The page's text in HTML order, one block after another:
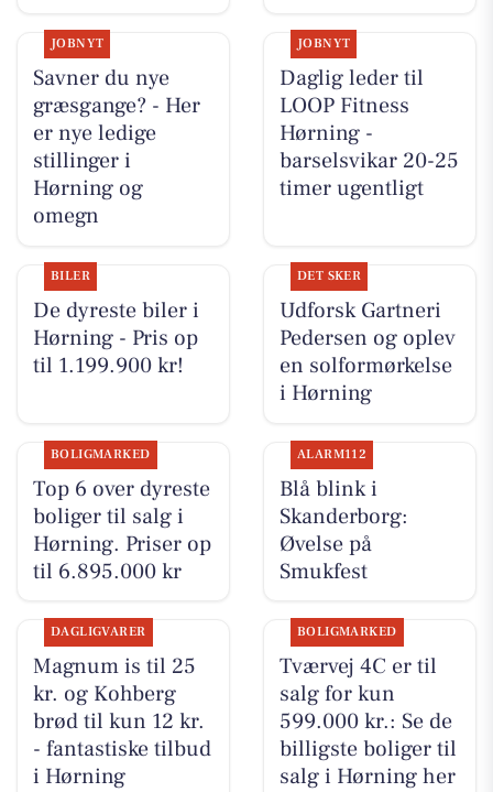
JOBNYT
Savner du nye
græsgange? - Her
er nye ledige
stillinger i
Hørning og
omegn
JOBNYT
Daglig leder til
LOOP Fitness
Hørning -
barselsvikar 20-25
timer ugentligt
BILER
De dyreste biler i
Hørning - Pris op
til 1.199.900 kr!
DET SKER
Udforsk Gartneri
Pedersen og oplev
en solformørkelse
i Hørning
BOLIGMARKED
Top 6 over dyreste
boliger til salg i
Hørning. Priser op
til 6.895.000 kr
ALARM112
Blå blink i
Skanderborg:
Øvelse på
Smukfest
DAGLIGVARER
Magnum is til 25
kr. og Kohberg
brød til kun 12 kr.
- fantastiske tilbud
i Hørning
BOLIGMARKED
Tværvej 4C er til
salg for kun
599.000 kr.: Se de
billigste boliger til
salg i Hørning her